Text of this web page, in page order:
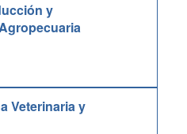
y
Veterinaria y